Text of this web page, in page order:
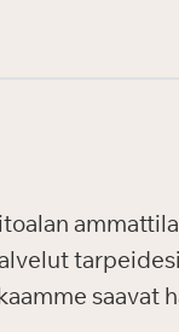
saavat